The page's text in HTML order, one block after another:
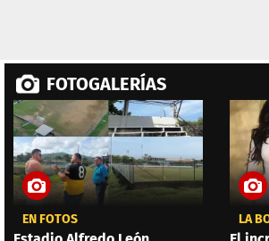
FOTOGALERÍAS
EN FOTOS LA